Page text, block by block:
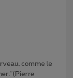
comme le